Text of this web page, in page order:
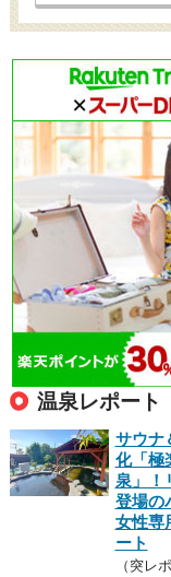
温泉レポート
サウナ
化「極
泉」！
登場の
女性専
ート
（突レポ